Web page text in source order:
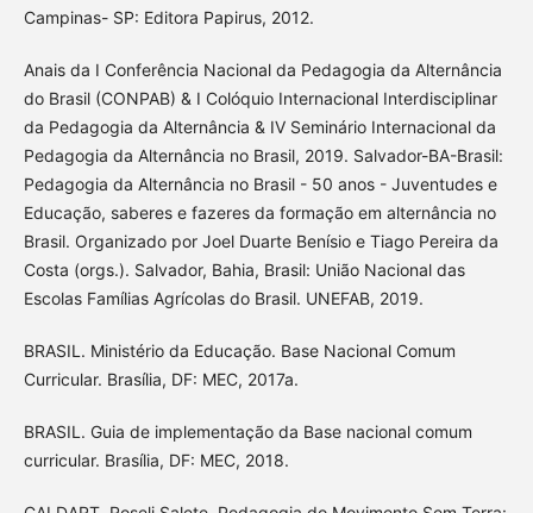
Campinas- SP: Editora Papirus, 2012.
Anais da I Conferência Nacional da Pedagogia da Alternância
do Brasil (CONPAB) & I Colóquio Internacional Interdisciplinar
da Pedagogia da Alternância & IV Seminário Internacional da
Pedagogia da Alternância no Brasil, 2019. Salvador-BA-Brasil:
Pedagogia da Alternância no Brasil - 50 anos - Juventudes e
Educação, saberes e fazeres da formação em alternância no
Brasil. Organizado por Joel Duarte Benísio e Tiago Pereira da
Costa (orgs.). Salvador, Bahia, Brasil: União Nacional das
Escolas Famílias Agrícolas do Brasil. UNEFAB, 2019.
BRASIL. Ministério da Educação. Base Nacional Comum
Curricular. Brasília, DF: MEC, 2017a.
BRASIL. Guia de implementação da Base nacional comum
curricular. Brasília, DF: MEC, 2018.